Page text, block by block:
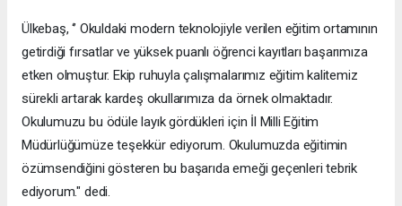
Ülkebaş, ‘’ Okuldaki modern teknolojiyle verilen eğitim ortamının
getirdiği fırsatlar ve yüksek puanlı öğrenci kayıtları başarımıza
etken olmuştur. Ekip ruhuyla çalışmalarımız eğitim kalitemiz
sürekli artarak kardeş okullarımıza da örnek olmaktadır.
Okulumuzu bu ödüle layık gördükleri için İl Milli Eğitim
Müdürlüğümüze teşekkür ediyorum. Okulumuzda eğitimin
özümsendiğini gösteren bu başarıda emeği geçenleri tebrik
ediyorum." dedi.